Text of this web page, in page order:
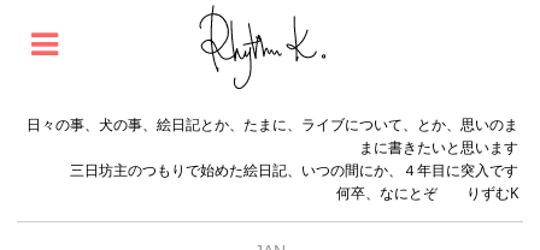
日々の事、犬の事、絵日記とか、たまに、ライブについて、とか、思いのま
まに書きたいと思います
三日坊主のつもりで始めた絵日記、いつの間にか、４年目に突入です
何卒、なにとぞ りずむK